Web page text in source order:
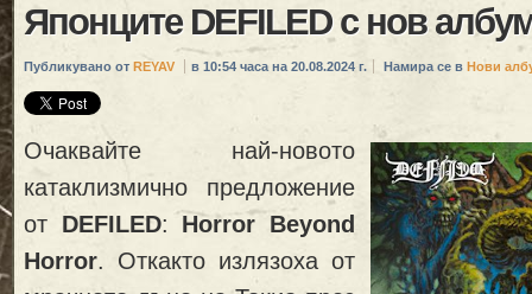
Японците DEFILED с нов
Публикувано от REYAV в 10:54 часа на 20.08.2024 г. Намира се в Нови
Очаквайте най-новото
катаклизмично предложение
от DEFILED: Horror Beyond
Horror.
Откакто излязоха от